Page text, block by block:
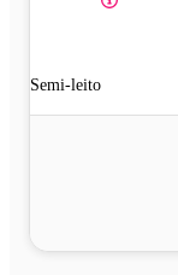
Semi-leito